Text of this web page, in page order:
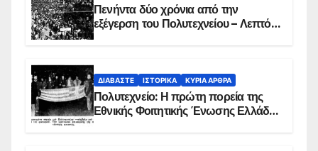
Πενήντα δύο χρόνια από την
εξέγερση του Πολυτεχνείου – Λεπτό
ΔΙΑΒΆΣΤΕ ΙΣΤΟΡΙΚΆ ΚΥΡΙΑ ΑΡΘΡΑ
Πολυτεχνείο: Η πρώτη πορεία της
Εθνικής Φοιτητικής Ένωσης Ελλάδος